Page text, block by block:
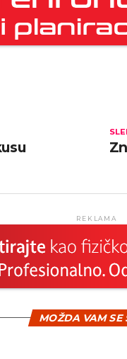
REKLAMA
MOŽDA VAM SE